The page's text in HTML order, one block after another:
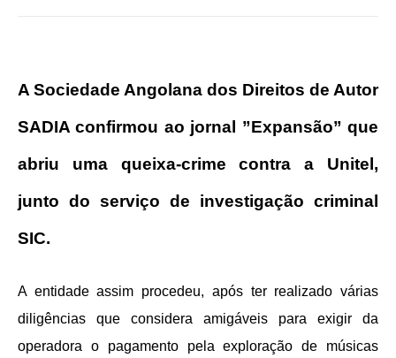
A Sociedade Angolana dos Direitos de Autor
SADIA confirmou ao jornal ”Expansão” que
abriu uma queixa-crime contra a Unitel,
junto do serviço de investigação criminal
SIC.
A entidade assim procedeu, após ter realizado várias
diligências que considera amigáveis para exigir da
operadora o pagamento pela exploração de músicas